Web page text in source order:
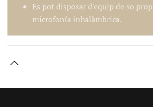
Es pot disposar d'equip de so
microfonía inhalàmbrica.